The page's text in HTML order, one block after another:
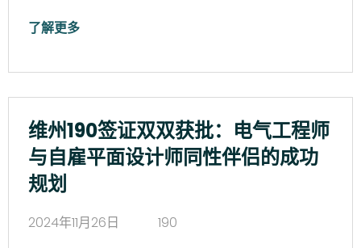
了解更多
维州190签证双双获批：电气工程师
与自雇平面设计师同性伴侣的成功
规划
2024年11月26日
190